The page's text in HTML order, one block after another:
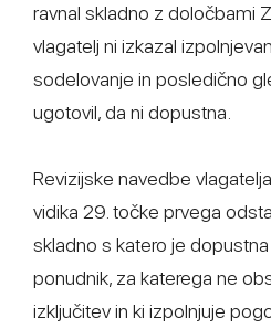
ravnal skladno z določbami
vlagatelj ni izkazal
sodelovanje in posledično
ugotovil, da ni dopustna.
Revizijske navedbe
vidika 29. točke prvega
skladno s katero je
ponudnik, za katerega ne
izključitev in ki izpolnjuje